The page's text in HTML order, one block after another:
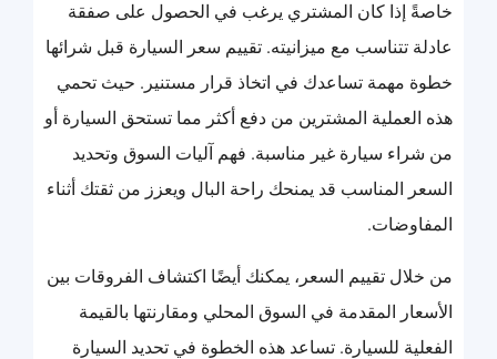
خاصةً إذا كان المشتري يرغب في الحصول على صفقة
عادلة تتناسب مع ميزانيته. تقييم سعر السيارة قبل شرائها
خطوة مهمة تساعدك في اتخاذ قرار مستنير. حيث تحمي
هذه العملية المشترين من دفع أكثر مما تستحق السيارة أو
من شراء سيارة غير مناسبة. فهم آليات السوق وتحديد
السعر المناسب قد يمنحك راحة البال ويعزز من ثقتك أثناء
المفاوضات.
من خلال تقييم السعر، يمكنك أيضًا اكتشاف الفروقات بين
الأسعار المقدمة في السوق المحلي ومقارنتها بالقيمة
الفعلية للسيارة. تساعد هذه الخطوة في تحديد السيارة